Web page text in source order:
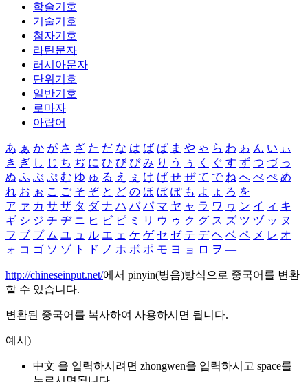
학술기호
기술기호
첨자기호
라틴문자
러시아문자
단위기호
일반기호
로마자
아랍어
あ ぁ か が さ ざ た だ な は ば ぱ ま や ゃ ら わ ゎ ん い ぃ
き ぎ し じ ち ぢ に ひ び ぴ み り う ぅ く ぐ す ず つ づ っ
ぬ ふ ぶ ぷ む ゆ ゅ る え ぇ け げ せ ぜ て で ね へ べ ぺ め
れ お ぉ こ ご そ ぞ と ど の ほ ぼ ぽ も よ ょ ろ を
ア ァ カ サ ザ タ ダ ナ ハ バ パ マ ヤ ャ ラ ワ ヮ ン イ ィ キ
ギ シ ジ チ ヂ ニ ヒ ビ ピ ミ リ ウ ゥ ク グ ス ズ ツ ヅ ッ ヌ
フ ブ プ ム ユ ュ ル エ ェ ケ ゲ セ ゼ テ デ ヘ ベ ペ メ レ オ
ォ コ ゴ ソ ゾ ト ド ノ ホ ボ ポ モ ヨ ョ ロ ヲ ―
http://chineseinput.net/에서 pinyin(병음)방식으로 중국어를 변환
할 수 있습니다.
변환된 중국어를 복사하여 사용하시면 됩니다.
예시)
中文 을 입력하시려면 zhongwen을 입력하시고 space를